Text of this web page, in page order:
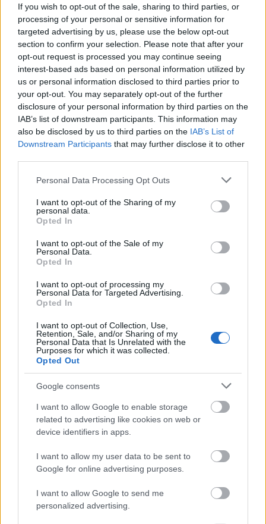
If you wish to opt-out of the sale, sharing to third parties, or
processing of your personal or sensitive information for
targeted advertising by us, please use the below opt-out
section to confirm your selection. Please note that after your
opt-out request is processed you may continue seeing
interest-based ads based on personal information utilized by
us or personal information disclosed to third parties prior to
your opt-out. You may separately opt-out of the further
disclosure of your personal information by third parties on the
IAB’s list of downstream participants. This information may
also be disclosed by us to third parties on the IAB’s List of
Downstream Participants that may further disclose it to other
Please note that this website/app uses one or more Google
not limited to your visit or usage behaviour. You may click to
grant or deny consent to Google and its third-party tags to
use your data for below specified purposes in below Google
consent section.
Personal Data Processing Opt Outs
I want to opt-out of the Sharing of my
personal data.
Opted In
I want to opt-out of the Sale of my
Personal Data.
Opted In
I want to opt-out of processing my
Personal Data for Targeted Advertising.
Opted In
I want to opt-out of Collection, Use,
Retention, Sale, and/or Sharing of my
Personal Data that Is Unrelated with the
Purposes for which it was collected.
Opted Out
Google consents
I want to allow Google to enable storage
related to advertising like cookies on web or
device identifiers in apps.
I want to allow my user data to be sent to
Google for online advertising purposes.
I want to allow Google to send me
personalized advertising.
Így lett a DragonForce tagja Alissa
White-Gluz
Jurancsik Eszter • 2026. május 28.
Alissa White-Gluza napokban egy friss interjúban
beszélt arról, hogyan lett a
hogy ebben milyen szerepe volt a zenekarral ...